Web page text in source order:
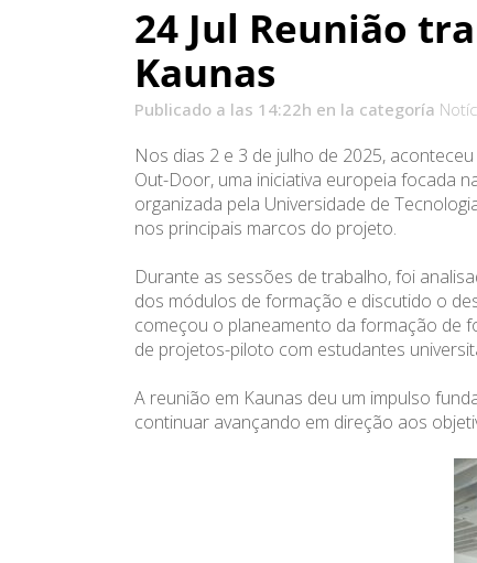
24 Jul Reunião
Kaunas
Publicado a las 14:22h en la categoría
Nos dias 2 e 3 de julho de 2025,
Out-Door, uma iniciativa europeia focada
organizada pela Universidade de
nos principais marcos do projeto.
Durante as sessões de trabalho, foi
dos módulos de formação e discutido o
começou o planeamento da formação de
de projetos-piloto com estudantes
A reunião em Kaunas deu um impulso
continuar avançando em direção aos